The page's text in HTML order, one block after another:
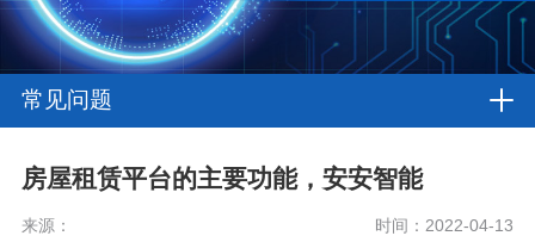
常见问题
房屋租赁平台的主要功能，安安智能
来源： 时间：2022-04-13